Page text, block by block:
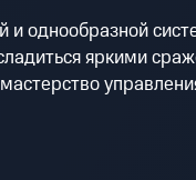
и однообразной
яркими